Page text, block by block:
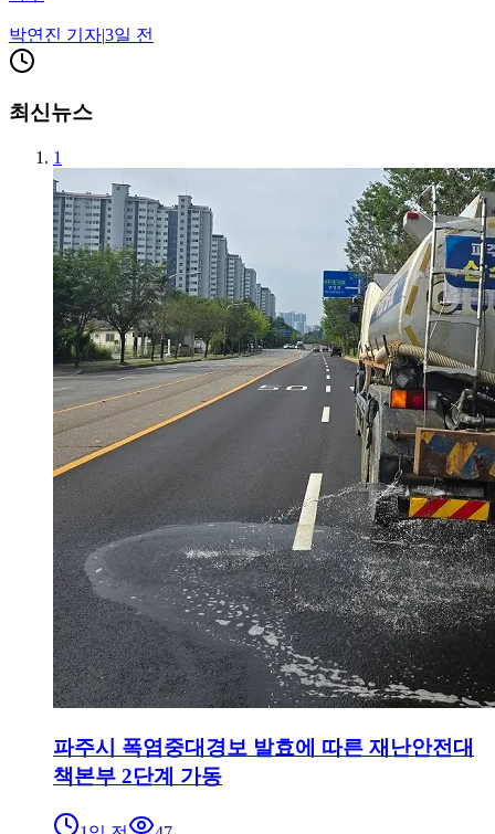
박연진 기자|3일 전
최신뉴스
1
파주시 폭염중대경보 발효에 따른 재난안전대
책본부 2단계 가동